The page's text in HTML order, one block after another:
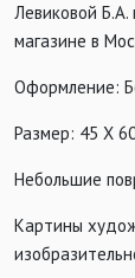
Левиковой
магазине в
Оформление:
Размер: 45 Х
Небольшие
Картины